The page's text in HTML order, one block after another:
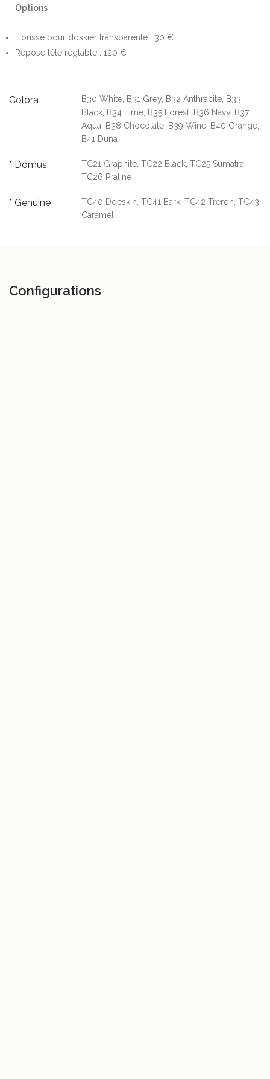
Options
Housse pour dossier transparente : 30 €
Repose tête réglable : 120 €
Colora
B30 White, B31 Grey, B32 Anthracite, B33
Black, B34 Lime, B35 Forest, B36 Navy, B37
Aqua, B38 Chocolate, B39 Wine, B40 Orange,
B41 Duna
* Domus
TC21 Graphite, TC22 Black, TC25 Sumatra,
TC26 Praline
* Genuine
TC40 Doeskin, TC41 Bark, TC42 Treron, TC43
Caramel
Configurations